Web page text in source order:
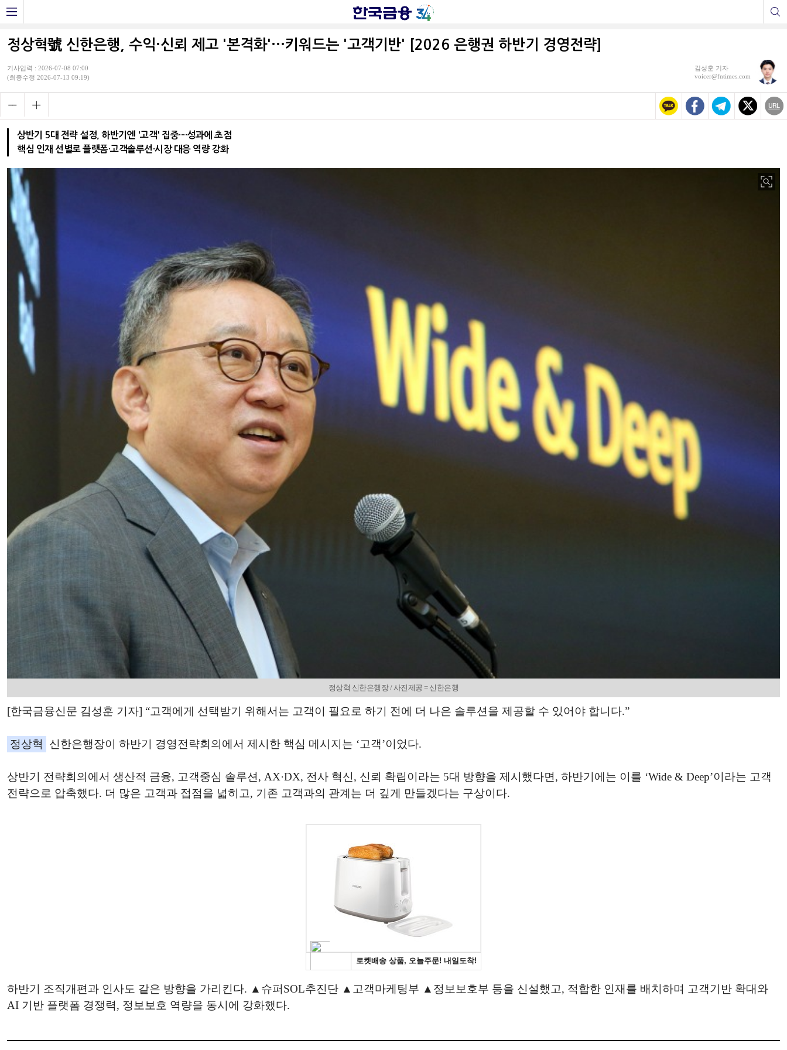
정상혁號 신한은행, 수익·신뢰 제고 '본격화'···키워드는 '고객기반' [2026 은행권 하반기 경영전략]
기사입력 : 2026-07-08 07:00
(최종수정 2026-07-13 09:19)
김성훈 기자
voicer@fntimes.com
상반기 5대 전략 설정, 하반기엔 '고객' 집중····성과에 초점
핵심 인재 선별로 플랫폼·고객솔루션·시장 대응 역량 강화
정상혁 신한은행장 / 사진제공 = 신한은행
[한국금융신문 김성훈 기자] “고객에게 선택받기 위해서는 고객이 필요로 하기 전에 더 나은 솔루션을 제공할 수 있어야 합니다.”
정상혁 신한은행장이 하반기 경영전략회의에서 제시한 핵심 메시지는 ‘고객’이었다.
상반기 전략회의에서 생산적 금융, 고객중심 솔루션, AX·DX, 전사 혁신, 신뢰 확립이라는 5대 방향을 제시했다면, 하반기에는 이를 ‘Wide & Deep’이라는 고객
전략으로 압축했다. 더 많은 고객과 접점을 넓히고, 기존 고객과의 관계는 더 깊게 만들겠다는 구상이다.
하반기 조직개편과 인사도 같은 방향을 가리킨다. ▲슈퍼SOL추진단 ▲고객마케팅부 ▲정보보호부 등을 신설했고, 적합한 인재를 배치하며 고객기반 확대와
AI 기반 플랫폼 경쟁력, 정보보호 역량을 동시에 강화했다.